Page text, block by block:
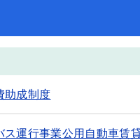
助成制度
ス運行事業公用自動車